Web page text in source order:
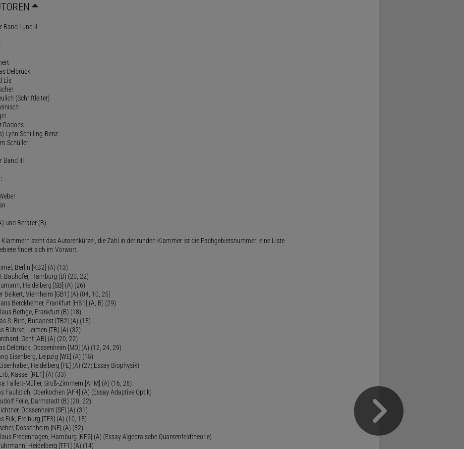
Band I und II
Delbrück
Eis
(Schriftleiter)
Radons
Lynn Schilling-Benz
Schüller
Band III
und Berater (B):
Klammern steht das Autorenkürzel, die Zahl in der runden Klammer ist die Fachgebietsnummer; eine Liste
findet sich im Vorwort.
Berlin [KB2] (A) (13)
Bauhofer, Hamburg (B) (20, 22)
Heidelberg [SB] (A) (26)
Beikert, Viernheim [GB1] (A) (04, 10, 25)
Berckhemer, Frankfurt [HB1] (A, B) (29)
Bethge, Frankfurt (B) (18)
S. Biró, Budapest [TB2] (A) (15)
Bührke, Leimen [TB] (A) (32)
Genf [AB] (A) (20, 22)
Delbrück, Dossenheim [MD] (A) (12, 24, 29)
Eisenberg, Leipzig [WE] (A) (15)
Heidelberg [FE] (A) (27; Essay Biophysik)
Kassel [RE1] (A) (33)
Fallert-Müller, Groß-Zimmern [AFM] (A) (16, 26)
Faulstich, Oberkochen [AF4] (A) (Essay Adaptive Optik)
Feile, Darmstadt (B) (20, 22)
Dossenheim [SF] (A) (31)
Filk, Freiburg [TF3] (A) (10, 15)
Dossenheim [NF] (A) (32)
Fredenhagen, Hamburg [KF2] (A) (Essay Algebraische Quantenfeldtheorie)
Heidelberg [TF1] (A) (14)